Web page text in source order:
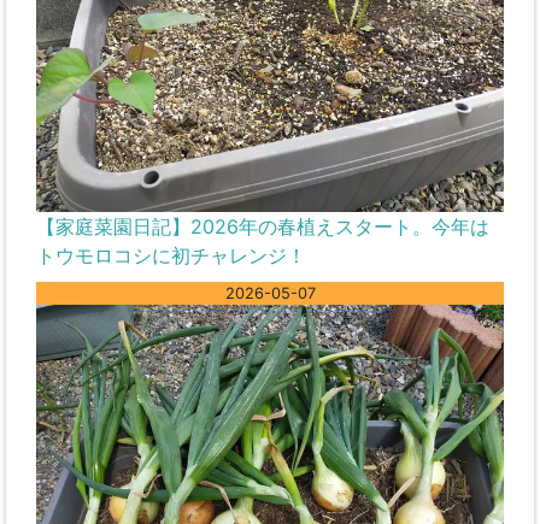
【家庭菜園日記】2026年の春植えスタート。今年は
トウモロコシに初チャレンジ！
2026-05-07